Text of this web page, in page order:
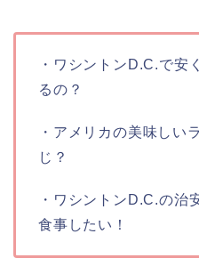
・ワシントンD.C.で安
るの？
・アメリカの美味しい
じ？
・ワシントンD.C.の治
食事したい！